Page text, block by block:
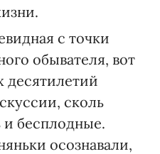
с точки
обывателя, вот
десятилетий
сколь
бесплодные.
осознавали,